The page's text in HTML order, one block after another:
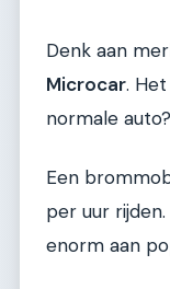
Denk aan
Microcar.
normale
Een
per uur
enorm aan